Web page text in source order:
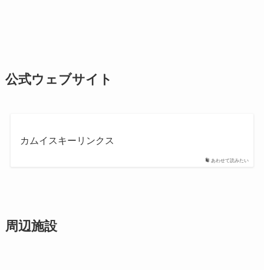
公式ウェブサイト
あわせて読みたい
カムイスキーリンクス
周辺施設